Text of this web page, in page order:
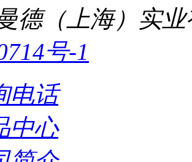
德（上海）实
号-1
电话
中心